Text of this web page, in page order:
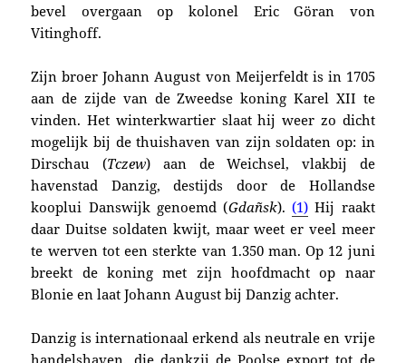
bevel overgaan op kolonel Eric Göran von
Vitinghoff.
Zijn broer Johann August von Meijerfeldt is in 1705
aan de zijde van de Zweedse koning Karel XII te
vinden. Het winterkwartier slaat hij weer zo dicht
mogelijk bij de thuishaven van zijn soldaten op: in
Dirschau (Tczew) aan de Weichsel, vlakbij de
havenstad Danzig, destijds door de Hollandse
kooplui Danswijk genoemd (Gdañsk). (1) Hij raakt
daar Duitse soldaten kwijt, maar weet er veel meer
te werven tot een sterkte van 1.350 man. Op 12 juni
breekt de koning met zijn hoofdmacht op naar
Blonie en laat Johann August bij Danzig achter.
Danzig is internationaal erkend als neutrale en vrije